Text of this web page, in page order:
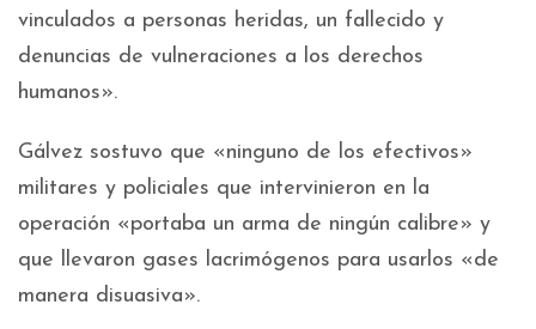
vinculados a personas heridas, un fallecido y
denuncias de vulneraciones a los derechos
humanos».
Gálvez sostuvo que «ninguno de los efectivos»
militares y policiales que intervinieron en la
operación «portaba un arma de ningún calibre» y
que llevaron gases lacrimógenos para usarlos «de
manera disuasiva».